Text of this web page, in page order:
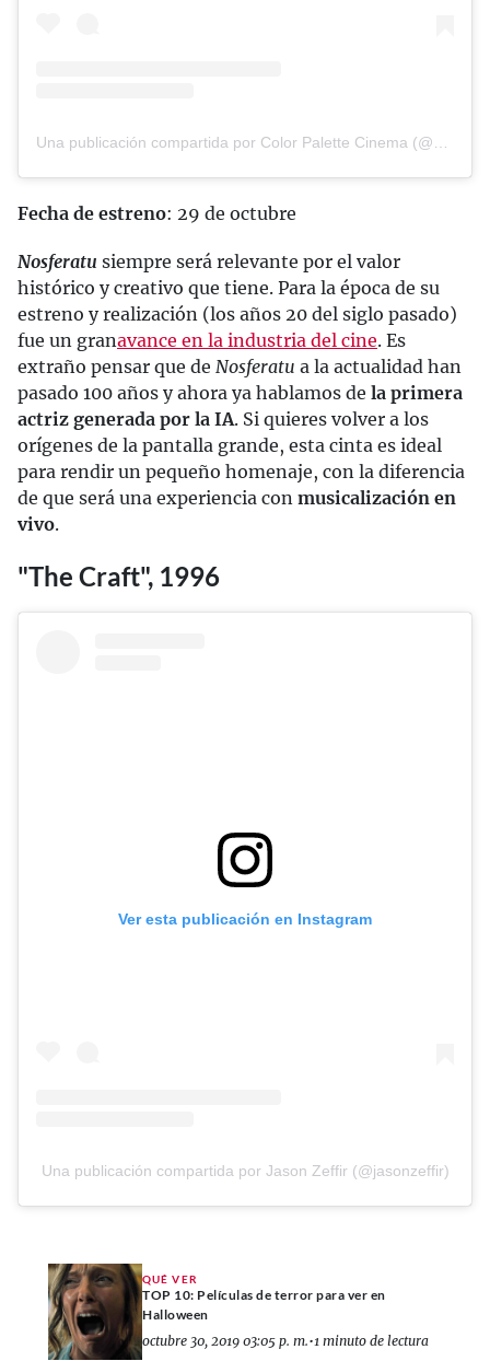
Una publicación compartida por Color Palette Cinema (@colorpalette.cinema)
Fecha de estreno: 29 de octubre
Nosferatu siempre será relevante por el valor
histórico y creativo que tiene. Para la época de su
estreno y realización (los años 20 del siglo pasado)
fue un granavance en la industria del cine. Es
extraño pensar que de Nosferatu a la actualidad han
pasado 100 años y ahora ya hablamos de la primera
actriz generada por la IA. Si quieres volver a los
orígenes de la pantalla grande, esta cinta es ideal
para rendir un pequeño homenaje, con la diferencia
de que será una experiencia con musicalización en
vivo.
"The Craft", 1996
Ver esta publicación en Instagram
Una publicación compartida por Jason Zeffir (@jasonzeffir)
QUÉ VER
TOP 10: Películas de terror para ver en
Halloween
octubre 30, 2019 03:05 p. m.•1 minuto de lectura